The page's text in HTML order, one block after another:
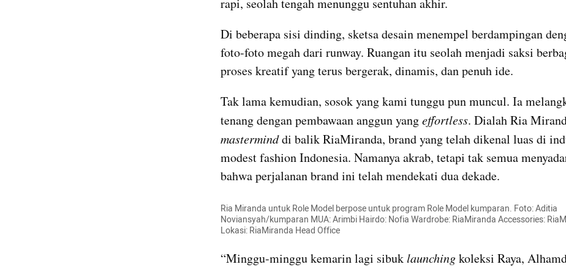
rapi, seolah tengah menunggu sentuhan akhir.
Di beberapa sisi dinding, sketsa desain menempel berdampingan
foto-foto megah dari runway. Ruangan itu seolah menjadi saksi
proses kreatif yang terus bergerak, dinamis, dan penuh ide.
Tak lama kemudian, sosok yang kami tunggu pun muncul. Ia
tenang dengan pembawaan anggun yang effortless
mastermind di balik RiaMiranda, brand yang telah dikenal luas di
modest fashion Indonesia. Namanya akrab, tetapi tak semua
bahwa perjalanan brand ini telah mendekati dua dekade.
Ria Miranda untuk Role Model berpose untuk program Role Model kumparan. Foto: Aditia
Noviansyah/kumparan MUA: Arimbi Hairdo: Nofia Wardrobe: RiaMiranda Accessories:
Lokasi: RiaMiranda Head Office
“Minggu-minggu kemarin lagi sibuk launching koleksi Raya,